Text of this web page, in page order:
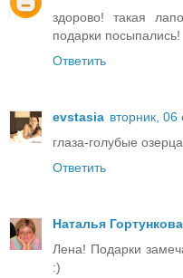
здорово! такая
подарки посыпались!
Ответить
evstasia вторник, 06
глаза-голубые
Ответить
Наталья Гортункова
Лена! Подарки
:)